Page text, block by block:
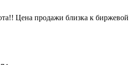
Цена продажи близка к биржевой